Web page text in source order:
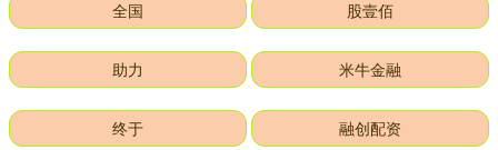
全国 股壹佰
助力 米牛金融
终于 融创配资